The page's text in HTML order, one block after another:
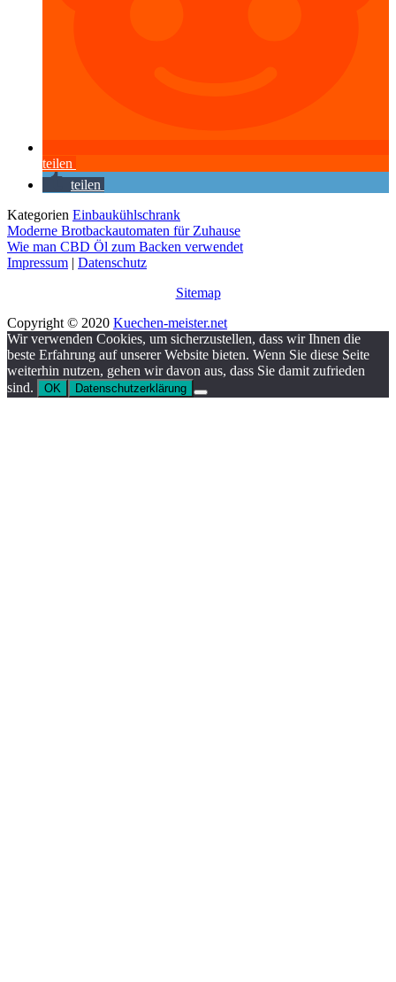
teilen
teilen
Kategorien Einbaukühlschrank
Moderne Brotbackautomaten für Zuhause
Wie man CBD Öl zum Backen verwendet
Impressum | Datenschutz
Sitemap
Copyright © 2020 Kuechen-meister.net
Wir verwenden Cookies, um sicherzustellen, dass wir Ihnen die
beste Erfahrung auf unserer Website bieten. Wenn Sie diese Seite
weiterhin nutzen, gehen wir davon aus, dass Sie damit zufrieden
sind.
OK Datenschutzerklärung